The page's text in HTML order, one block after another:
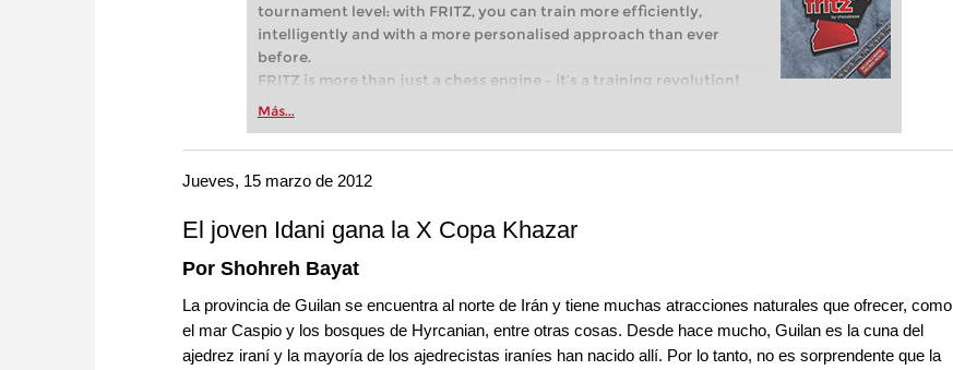
tournament level: with FRITZ, you can train more efficiently,
intelligently and with a more personalised approach than ever
before.
FRITZ is more than just a chess engine – it’s a training revolution!
Whether you’re taking your first steps into the world of club chess,
more efficiently, intelligently and with a more personalised
approach than ever before.
Más...
Jueves, 15 marzo de 2012
El joven Idani gana la X Copa Khazar
Por Shohreh Bayat
La provincia de Guilan se encuentra al norte de Irán y tiene muchas atracciones naturales que ofrecer, como
el mar Caspio y los bosques de Hyrcanian, entre otras cosas. Desde hace mucho, Guilan es la cuna del
ajedrez iraní y la mayoría de los ajedrecistas iraníes han nacido allí. Por lo tanto, no es sorprendente que la